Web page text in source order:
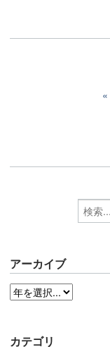
アーカイブ
カテゴリ